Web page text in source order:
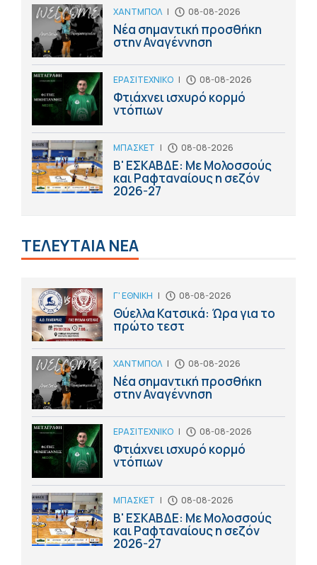
ΧΑΝΤΜΠΟΛ | 08-08-2026
Νέα σημαντική προσθήκη
στην Αναγέννηση
ΕΡΑΣΙΤΕΧΝΙΚΟ | 08-08-2026
Φτιάχνει ισχυρό κορμό
ντόπιων
ΜΠΑΣΚΕΤ | 08-08-2026
Β' ΕΣΚΑΒΔΕ: Με Μολοσσούς
και Ραφταναίους η σεζόν
2026-27
ΤΕΛΕΥΤΑΙΑ ΝΕΑ
Γ' ΕΘΝΙΚΗ | 08-08-2026
Θύελλα Κατσικά: Ώρα για το
πρώτο τεστ
ΧΑΝΤΜΠΟΛ | 08-08-2026
Νέα σημαντική προσθήκη
στην Αναγέννηση
ΕΡΑΣΙΤΕΧΝΙΚΟ | 08-08-2026
Φτιάχνει ισχυρό κορμό
ντόπιων
ΜΠΑΣΚΕΤ | 08-08-2026
Β' ΕΣΚΑΒΔΕ: Με Μολοσσούς
και Ραφταναίους η σεζόν
2026-27